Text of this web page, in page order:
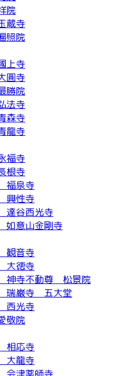
院
蔵寺
照院
上寺
圓寺
勝院
法寺
森寺
龍寺
福寺
根寺
福泉寺
興性寺
達谷西光寺
意山金剛寺
観音寺
大徳寺
神寺不動尊 松景院
瑞巌寺 五大堂
西光寺
敬院
相応寺
大龍寺